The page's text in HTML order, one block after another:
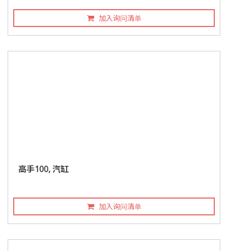
加入询问清单
高手100, 汽缸
加入询问清单